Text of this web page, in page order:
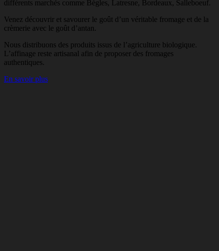
différents marchés comme Bègles, Latresne, Bordeaux, Salleboeuf.
Venez découvrir et savourer le goût d’un véritable fromage et de la
crèmerie avec le goût d’antan.
Nous distribuons des produits issus de l’agriculture biologique.
L’affinage reste artisanal afin de proposer des fromages
authentiques.
En savoir plus